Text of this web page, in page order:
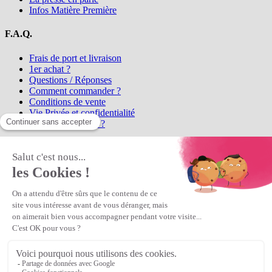
Infos Matière Première
F.A.Q.
Frais de port et livraison
1er achat ?
Questions / Réponses
Comment commander ?
Conditions de vente
Vie Privée et confidentialité
Qui sommes-nous ?
la référence en perles et bijoux
perles en ligne, telles que les perles
et cristaux et strass en cristal Preciosa, les perles Miyuki perles et
apprêts en Argent 925, Gold Filled, perles de rocaille Preciosa
Matière Première est un
Première